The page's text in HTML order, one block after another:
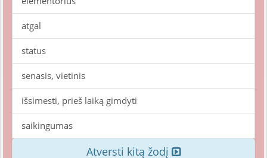
atgal
status
senasis, vietinis
išsimesti, prieš laiką gimdyti
saikingumas
Atversti kitą žodį